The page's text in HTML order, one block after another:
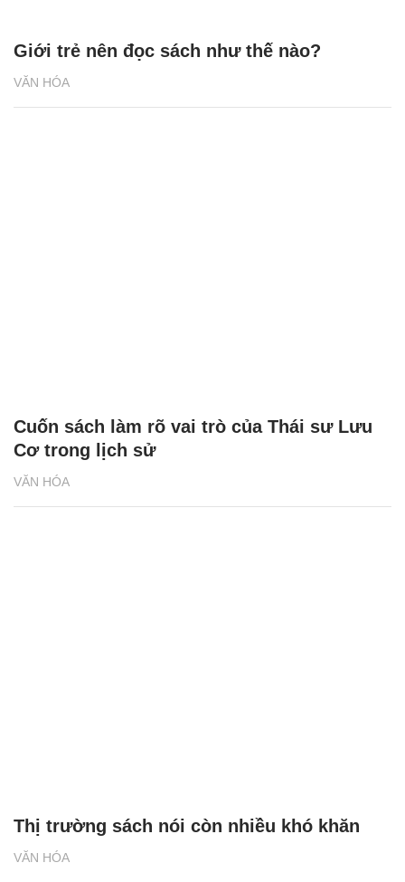
VĂN HÓA
Giới trẻ nên đọc sách như thế nào?
VĂN HÓA
Cuốn sách làm rõ vai trò của Thái sư Lưu
Cơ trong lịch sử
VĂN HÓA
Thị trường sách nói còn nhiều khó khăn